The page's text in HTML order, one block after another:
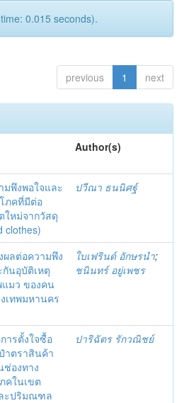
0.015 seconds).
previous 1 next
Author(s)
มพึงพอใจและ
ภคที่มีต่อ
ใหม่จากวัสดุ
clothes)
ปวีณา ธนนิศฐ์
ผลต่อความพึง
นอุบัติเหตุ
มว ของคน
เทพมหานคร
ใบเฟรินด์ อักษรนำ;
ชนินทร์ อยู่เพชร
ารตั้งใจซื้อ
าตราสินค้า
องทาง
คในเขต
ะปริมณฑล
ปาริฉัตร รักวณิชย์